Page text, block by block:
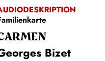
Bizet